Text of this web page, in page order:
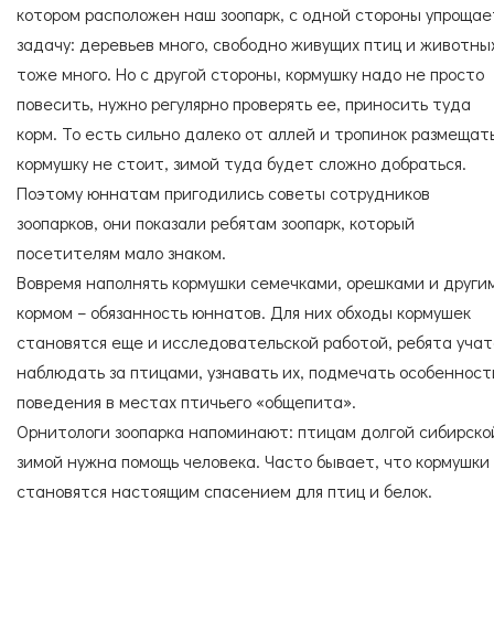
НАШИ ДРУЗЬЯ
котором расположен наш зоопарк, с одной стороны
задачу: деревьев много, свободно живущих птиц и
тоже много. Но с другой стороны, кормушку надо не просто
повесить, нужно регулярно проверять ее, приносить туда
корм. То есть сильно далеко от аллей и тропинок
кормушку не стоит, зимой туда будет сложно добраться.
Поэтому юннатам пригодились советы сотрудников
зоопарков, они показали ребятам зоопарк, который
посетителям мало знаком.
Вовремя наполнять кормушки семечками, орешками и
кормом – обязанность юннатов. Для них обходы кормушек
становятся еще и исследовательской работой, ребята
наблюдать за птицами, узнавать их, подмечать
поведения в местах птичьего «общепита».
Орнитологи зоопарка напоминают: птицам долгой
зимой нужна помощь человека. Часто бывает, что кормушки
становятся настоящим спасением для птиц и белок.